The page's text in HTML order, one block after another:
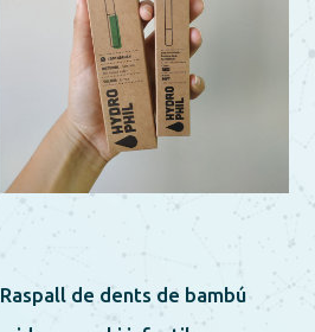
Raspall de dents de bambú